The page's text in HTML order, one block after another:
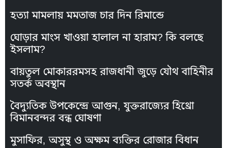
হত্যা মামলায় মমতাজ চার দিন রিমান্ডে
ঘোড়ার মাংস খাওয়া হালাল না হারাম? কি বলছে
ইসলাম?
বায়তুল মোকাররমসহ রাজধানী জুড়ে যৌথ বাহিনীর
সতর্ক অবস্থান
বৈদ্যুতিক উপকেন্দ্রে আগুন, যুক্তরাজ্যের হিথ্রো
বিমানবন্দর বন্ধ ঘোষণা
মুসাফির, অসুস্থ ও অক্ষম ব্যক্তির রোজার বিধান